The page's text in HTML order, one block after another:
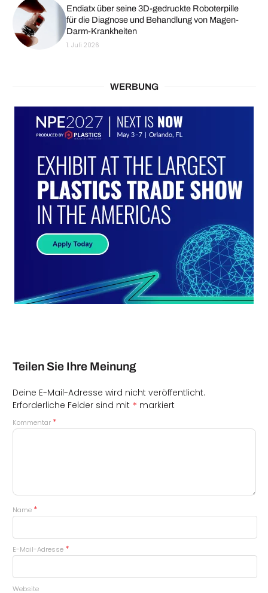
Endiatx über seine 3D-gedruckte Roboterpille
für die Diagnose und Behandlung von Magen-
Darm-Krankheiten
1. Juli 2026
WERBUNG
Teilen Sie Ihre Meinung
Deine E-Mail-Adresse wird nicht veröffentlicht.
Erforderliche Felder sind mit * markiert
Kommentar *
Name *
E-Mail-Adresse *
Website